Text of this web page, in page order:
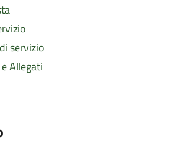
servizio
Allegati